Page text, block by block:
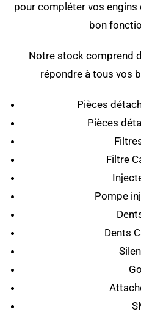
pour compléter vos
bon
Notre stock comprend
répondre à tous vos
Pièces
Pièces
Filtre
Pompe
Dents